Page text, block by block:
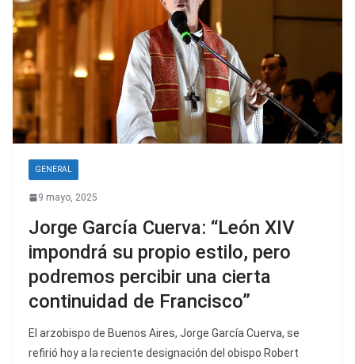
GENERAL
9 mayo, 2025
Jorge García Cuerva: “León XIV
impondrá su propio estilo, pero
podremos percibir una cierta
continuidad de Francisco”
El arzobispo de Buenos Aires, Jorge García Cuerva, se
refirió hoy a la reciente designación del obispo Robert